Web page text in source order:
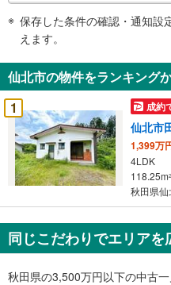
知
を
受
け
取
る
・
条
件
を
マ
イ
ペ
保存した条件の確認・通知設
えます。
仙北市の物件をランキング
1
成約
仙北市
1,399万
4LDK
118.25m2
秋田県
同じこだわりでエリアを
秋田県の3,500万円以下の中古